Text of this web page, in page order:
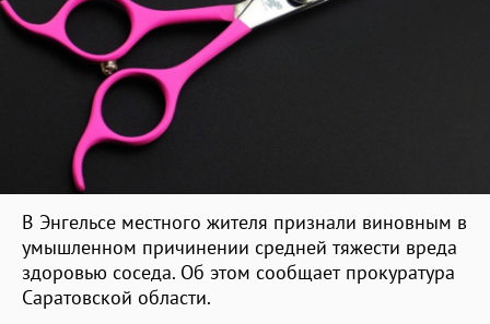
В Энгельсе местного жителя признали виновным в
умышленном причинении средней тяжести вреда
здоровью соседа. Об этом сообщает прокуратура
Саратовской области.